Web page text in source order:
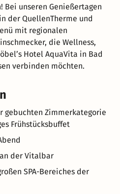
Bei unseren Genießertagen
der QuellenTherme und
mit regionalen
die Wellness,
Hotel AquaVita in Bad
verbinden möchten.
gebuchten Zimmerkategorie
Frühstücksbuffet
der Vitalbar
SPA-Bereiches der